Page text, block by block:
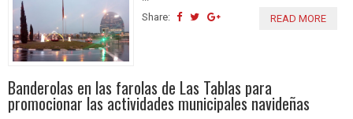
Share:
READ MORE
Banderolas en las farolas de Las Tablas para
promocionar las actividades municipales navideñas